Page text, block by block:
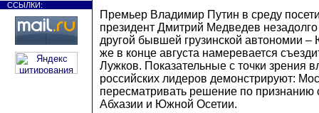
ССЫЛКИ:
Премьер Владимир Путин в среду
президент Дмитрий Медведев
другой бывшей грузинской автономии
же в конце августа намеревается
Лужков. Показательные с точки зрения
российских лидеров демонстрируют:
пересматривать решение по признанию
Абхазии и Южной Осетии.